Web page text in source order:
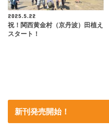
2025.5.22
祝！関西黄金村（京丹波）田植え
スタート！
新刊発売開始！